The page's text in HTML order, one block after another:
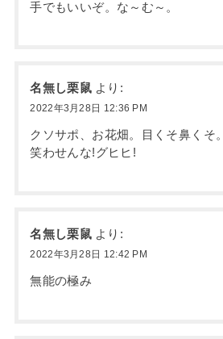
手でもいいぞ。な～む～。
名無し栗鼠 より:
2022年3月28日 12:36 PM
クソサポ、お花畑。目くそ鼻くそ
笑わせんな!グヒヒ!
名無し栗鼠 より:
2022年3月28日 12:42 PM
無能の極み